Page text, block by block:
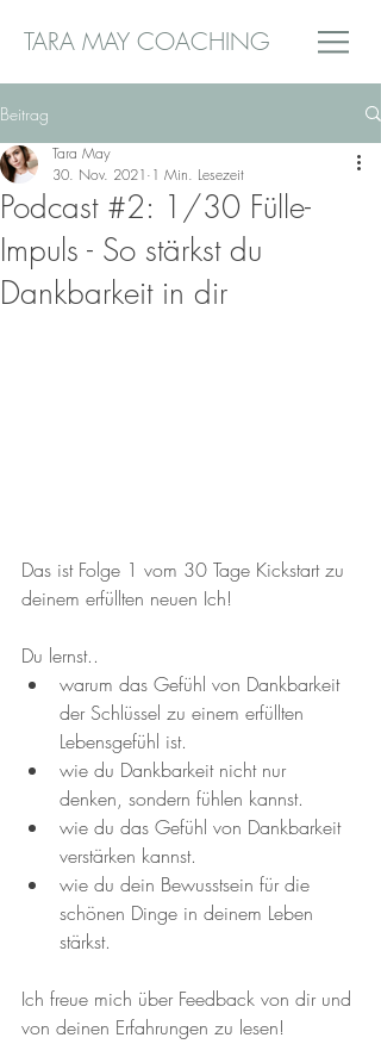
TARA MAY COACHING
Beitrag
Podcast #2: 1/30 Fülle-
Impuls - So stärkst du
Dankbarkeit in dir
Tara May
30. Nov. 2021 1 Min. Lesezeit
Das ist Folge 1 vom 30 Tage Kickstart zu
deinem erfüllten neuen Ich!
Du lernst..
warum das Gefühl von Dankbarkeit
der Schlüssel zu einem erfüllten
Lebensgefühl ist.
wie du Dankbarkeit nicht nur
denken, sondern fühlen kannst.
wie du das Gefühl von Dankbarkeit
verstärken kannst.
wie du dein Bewusstsein für die
schönen Dinge in deinem Leben
stärkst.
Ich freue mich über Feedback von dir und
von deinen Erfahrungen zu lesen!